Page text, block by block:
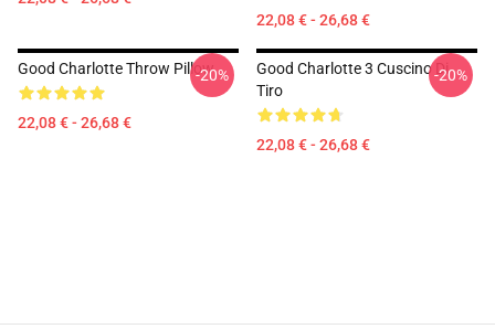
22,08 € - 26,68 €
Good Charlotte Throw Pillow
22,08 € - 26,68 €
-20%
Good Charlotte 3 Cuscino Di
Tiro
22,08 € - 26,68 €
-20%